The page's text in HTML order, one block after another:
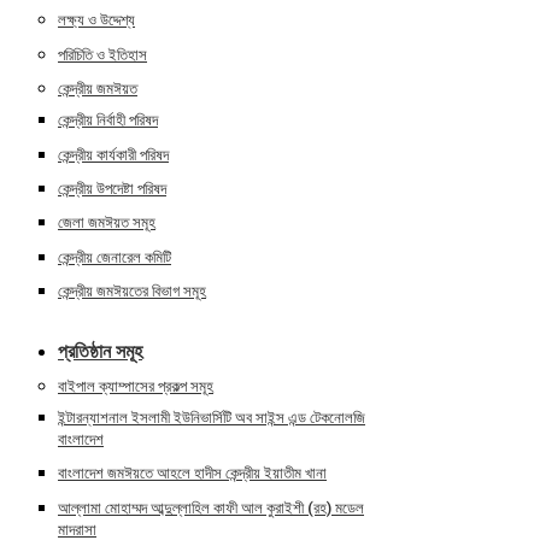
লক্ষ্য ও উদ্দেশ্য
পরিচিতি ও ইতিহাস
কেন্দ্রীয় জমঈয়ত
কেন্দ্রীয় নির্বাহী পরিষদ
কেন্দ্রীয় কার্যকারী পরিষদ
কেন্দ্রীয় উপদেষ্টা পরিষদ
জেলা জমঈয়ত সমূহ
কেন্দ্রীয় জেনারেল কমিটি
কেন্দ্রীয় জমঈয়তের বিভাগ সমূহ
প্রতিষ্ঠান সমূহ
বাইপাল ক্যাম্পাসের প্রকল্প সমূহ
ইন্টারন্যাশনাল ইসলামী ইউনিভার্সিটি অব সাইন্স এন্ড টেকনোলজি
বাংলাদেশ
বাংলাদেশ জমঈয়তে আহলে হাদীস কেন্দ্রীয় ইয়াতীম খানা
আল্লামা মোহাম্মদ আব্দুল্লাহিল কাফী আল কুরাইশী (রহ) মডেল
মাদরাসা